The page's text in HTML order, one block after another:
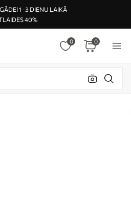
1–3 DIENU LAIKĀ
40%
0 0